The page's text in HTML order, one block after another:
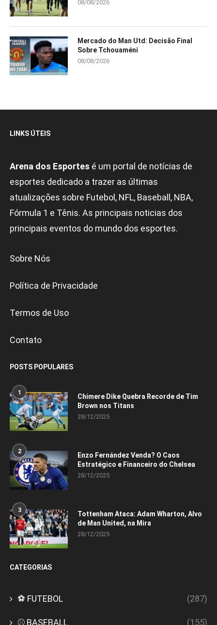
08/08/2026
Mercado do Man Utd: Decisão Final
Sobre Tchouaméni
08/08/2026
LINKS ÚTEIS
Arena dos Esportes é um portal de notícias de
esportes dedicado a trazer as últimas
atualizações sobre Futebol, NFL, Baseball, NBA,
Fórmula 1 e Tênis. As principais noticias dos
principais eventos do mundo dos esportes.
Sobre Nós
Política de Privacidade
Termos de Uso
Contato
POSTS POPULARES
1
Chimere Dike Quebra Recorde de Tim
Brown nos Titans
28/12/2025
2
Enzo Fernández Venda? O Caos
Estratégico e Financeiro do Chelsea
28/12/2025
3
Tottenham Ataca: Adam Wharton, Alvo
de Man United, na Mira
28/12/2025
CATEGORIAS
⚽ FUTEBOL (287)
⚾ BASEBALL (155)